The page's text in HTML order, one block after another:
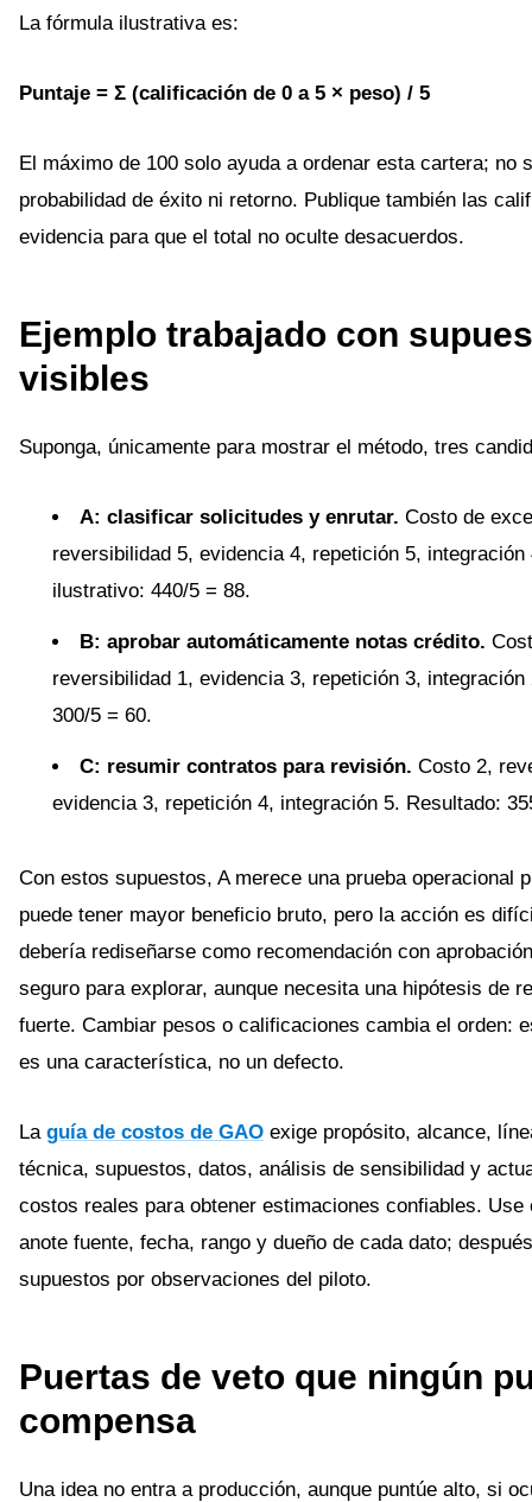
La fórmula ilustrativa es:
Puntaje = Σ (calificación de 0 a 5 × peso) / 5
El máximo de 100 solo ayuda a ordenar esta cartera; no
probabilidad de éxito ni retorno. Publique también las
evidencia para que el total no oculte desacuerdos.
Ejemplo trabajado con
visibles
Suponga, únicamente para mostrar el método, tres
A: clasificar solicitudes y enrutar. Costo de
reversibilidad 5, evidencia 4, repetición 5, integración
ilustrativo: 440/5 = 88.
B: aprobar automáticamente notas crédito.
reversibilidad 1, evidencia 3, repetición 3, integración
300/5 = 60.
C: resumir contratos para revisión. Costo 2,
evidencia 3, repetición 4, integración 5. Resultado:
Con estos supuestos, A merece una prueba operacional
puede tener mayor beneficio bruto, pero la acción es
debería rediseñarse como recomendación con
seguro para explorar, aunque necesita una hipótesis de
fuerte. Cambiar pesos o calificaciones cambia el orden:
es una característica, no un defecto.
La guía de costos de GAO exige propósito, alcance,
técnica, supuestos, datos, análisis de sensibilidad y
costos reales para obtener estimaciones confiables. Use
anote fuente, fecha, rango y dueño de cada dato;
supuestos por observaciones del piloto.
Puertas de veto que ningún
compensa
Una idea no entra a producción, aunque puntúe alto, si